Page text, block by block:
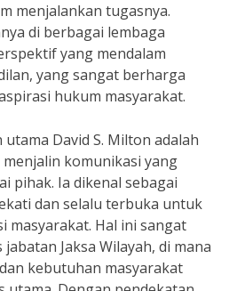
menjalankan tugasnya.
di berbagai lembaga
yang mendalam
yang sangat berharga
hukum masyarakat.
David S. Milton adalah
komunikasi yang
pihak. Ia dikenal sebagai
dan selalu terbuka untuk
masyarakat. Hal ini sangat
Jaksa Wilayah, di mana
kebutuhan masyarakat